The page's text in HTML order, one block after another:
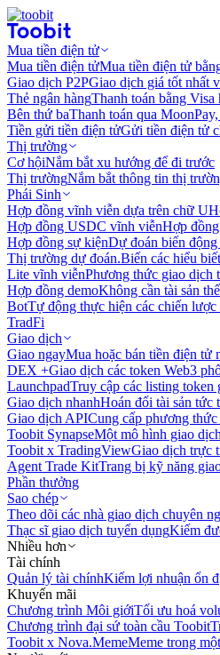
Mua tiền điện tử
Mua tiền điện tửMua tiền điện tử
Giao dịch P2PGiao dịch giá tốt nhất
Thẻ ngân hàngThanh toán bằng Visa
Bên thứ baThanh toán qua
Tiền gửi tiền điện tửGửi tiền điện tử
Thị trường
Cơ hộiNắm bắt xu hướng để đi trước
Thị trườngNắm bắt thông tin thị
Phái Sinh
Hợp đồng vĩnh viễn dựa trên chữ U
Hợp đồng USDC vĩnh viễnHợp
Hợp đồng sự kiệnDự đoán biến
Thị trường dự đoán.Biến các hiểu
Lite vĩnh viễnPhương thức giao dịch
Hợp đồng demoKhông cần tài sản
BotTự động thực hiện các chiến
TradFi
Giao dịch
Giao ngayMua hoặc bán tiền điện tử
DEX +Giao dịch các token Web3
LaunchpadTruy cập các listing token
Giao dịch nhanhHoán đổi tài sản tức
Giao dịch APICung cấp phương
Toobit SynapseMột mô hình giao
Toobit x TradingViewGiao dịch trực
Agent Trade KitTrang bị kỹ năng
Phần thưởng
Sao chép
Theo dõi các nhà giao dịch chuyên
Thạc sĩ giao dịch tuyển dụngKiếm
Nhiều hơn
Tài chính
Quản lý tài chínhKiếm lợi nhuận ổn
Khuyến mãi
Chương trình Môi giớiTối ưu hoá
Chương trình đại sứ toàn cầu Toobit
Toobit x Nova.MemeMeme trong